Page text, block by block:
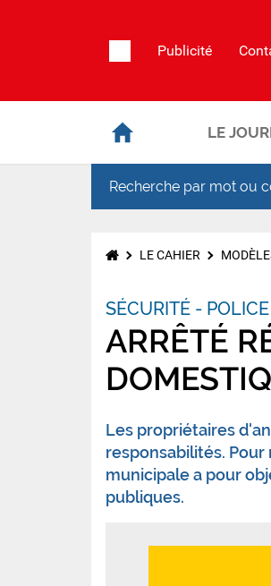
Publicité
LE
LE CAHIER
SÉCURITÉ -
ARRÊTÉ
Les propriétaires
responsabilités. Pour
municipale a pour
publiques.